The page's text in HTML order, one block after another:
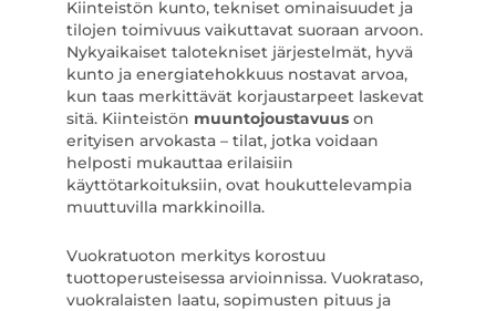
Kiinteistön kunto, tekniset ominaisuudet ja
tilojen toimivuus vaikuttavat suoraan arvoon.
Nykyaikaiset talotekniset järjestelmät, hyvä
kunto ja energiatehokkuus nostavat arvoa,
kun taas merkittävät korjaustarpeet laskevat
sitä. Kiinteistön muuntojoustavuuson
erityisen arvokasta – tilat, jotka voidaan
helposti mukauttaa erilaisiin
käyttötarkoituksiin, ovat houkuttelevampia
muuttuvilla markkinoilla.
Vuokratuoton merkitys korostuu
tuottoperusteisessa arvioinnissa. Vuokrataso,
vuokralaisten laatu, sopimusten pituus ja